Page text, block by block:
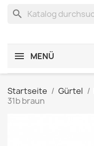
search
MENÜ
Startseite Gürtel
31b braun